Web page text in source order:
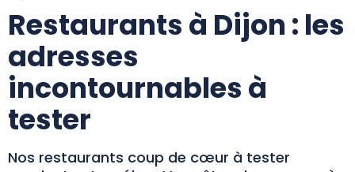
Restaurants à Dijon : les
adresses
incontournables à
tester
Nos restaurants coup de cœur à tester